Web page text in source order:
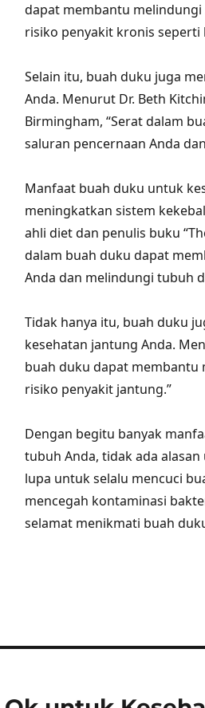
dapat membantu
risiko penyakit kronis
Selain itu, buah duku juga
Anda. Menurut Dr. Beth
Birmingham, “Serat dalam
saluran pencernaan Anda
Manfaat buah duku untuk
meningkatkan sistem
ahli diet dan penulis buku
dalam buah duku dapat
Anda dan melindungi tubuh
Tidak hanya itu, buah duku
kesehatan jantung Anda.
buah duku dapat
risiko penyakit jantung.”
Dengan begitu banyak
tubuh Anda, tidak ada
lupa untuk selalu mencuci
mencegah kontaminasi
selamat menikmati buah